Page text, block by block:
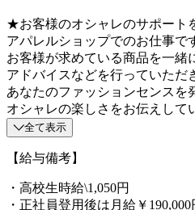
★お客様のオシャレのサポート
アパレルショップでのお仕事で
お客様が求めている商品を一緒
アドバイスなどを行っていただ
あなたのファッションセンスを
オシャレの楽しさをお伝えして
全て表示
【給与備考】
・高校生時給\1,050円
・正社員登用後は月給￥190,000